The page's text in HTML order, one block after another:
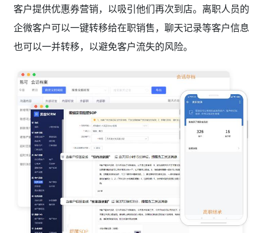
客户提供优惠券营销，以吸引他们再次到店。离职人员的
企微客户可以一键转移给在职销售，聊天记录等客户信息
也可以一并转移，以避免客户流失的风险。